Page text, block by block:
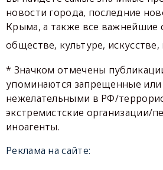
новости города, последние
Крыма, а также все важнейшие
обществе, культуре, искусстве,
* Значком отмечены
упоминаются запрещенные
нежелательными в РФ/
экстремистские организации/
иноагенты.
Реклама на сайте: